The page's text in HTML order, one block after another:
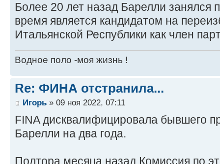
Более 20 лет назад Барелли занялся
время является кандидатом на
Итальянской Республики как член
Водное поло -моя жизнь !
Re: ФИНА отстранила...
Игорь » 09 ноя 2022, 07:11
FINA дисквалифицировала бывшего
Барелли на два года.
Полтора месяца назад Комиссия по